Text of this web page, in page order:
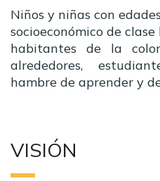
Niños y niñas con
socioeconómico de
habitantes de la
alrededores,
hambre de aprender y
VISIÓN